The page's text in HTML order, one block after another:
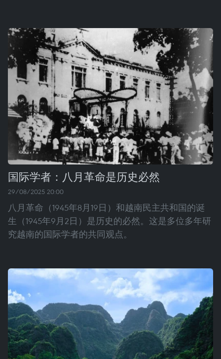
国际学者：八月革命是历史必然
29/08/2025 20:00
八月革命（1945年8月19日）和越南民主共和国的诞
生（1945年9月2日）是历史的必然。这是多位多年研
究越南的国际学者的共同观点。